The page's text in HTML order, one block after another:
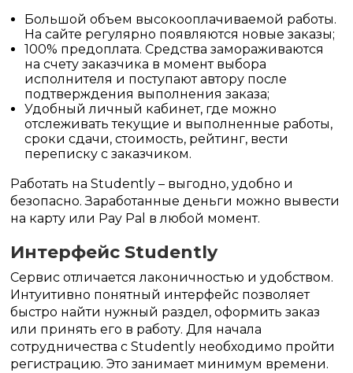
Большой объем высокооплачиваемой работы.
На сайте регулярно появляются новые заказы;
100% предоплата. Средства замораживаются
на счету заказчика в момент выбора
исполнителя и поступают автору после
подтверждения выполнения заказа;
Удобный личный кабинет, где можно
отслеживать текущие и выполненные работы,
сроки сдачи, стоимость, рейтинг, вести
переписку с заказчиком.
Работать на Studently – выгодно, удобно и
безопасно. Заработанные деньги можно вывести
на карту или Pay Pal в любой момент.
Интерфейс Studently
Сервис отличается лаконичностью и удобством.
Интуитивно понятный интерфейс позволяет
быстро найти нужный раздел, оформить заказ
или принять его в работу. Для начала
сотрудничества с Studently необходимо пройти
регистрацию. Это занимает минимум времени.